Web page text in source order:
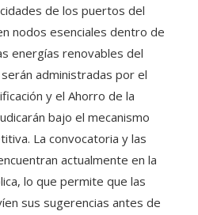
de los puertos del
nodos esenciales dentro de
energías renovables del
administradas por el
y el Ahorro de la
bajo el mecanismo
La convocatoria y las
actualmente en la
lo que permite que las
sus sugerencias antes de